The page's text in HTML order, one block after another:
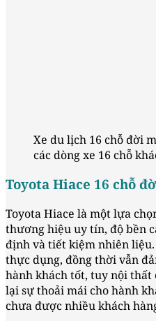
Xe du lịch 16 chỗ đời
các dòng xe 16 chỗ
Toyota Hiace 16 chỗ
Toyota Hiace là một lựa
thương hiệu uy tín, độ bền
định và tiết kiệm nhiên
thực dụng, đồng thời vẫn
hành khách tốt, tuy nội
lại sự thoải mái cho hành
chưa được nhiều khách